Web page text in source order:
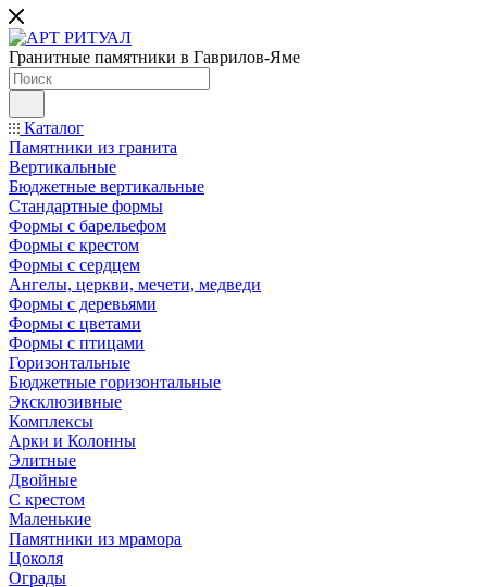
Гранитные памятники в Гаврилов-Яме
Каталог
Памятники из гранита
Вертикальные
Бюджетные вертикальные
Стандартные формы
Формы с барельефом
Формы с крестом
Формы с сердцем
Ангелы, церкви, мечети, медведи
Формы с деревьями
Формы с цветами
Формы с птицами
Горизонтальные
Бюджетные горизонтальные
Эксклюзивные
Комплексы
Арки и Колонны
Элитные
Двойные
С крестом
Маленькие
Памятники из мрамора
Цоколя
Ограды